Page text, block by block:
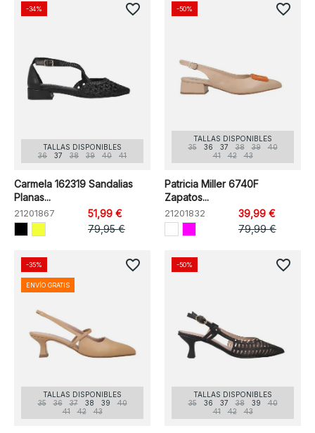
TALLAS DISPONIBLES
36
37 38 39 40 41
Carmela 162319 Sandalias
Planas...
21201867
51,99 €
79,95 €
-34% favorite_border
TALLAS DISPONIBLES
35
36 37 38 39
40
41
42 43
Patricia Miller 6740F
Zapatos...
21201832
39,99 €
79,99 €
-50% favorite_border
TALLAS DISPONIBLES
35
36 37 38 39
40
41
42 43
-35%
ENVÍO GRATIS
favorite_border
TALLAS DISPONIBLES
35
36 37 38 39
40
41
42 43
-50% favorite_border